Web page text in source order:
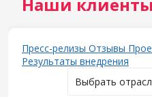
Пресс-релизы Отзывы
Результаты внедрения
Выбрать